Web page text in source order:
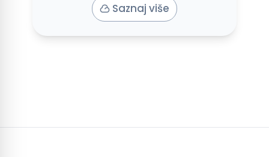
Saznaj više